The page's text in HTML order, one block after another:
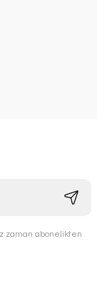
zaman abonelikten